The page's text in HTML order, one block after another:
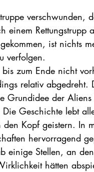
verschwunden,
einem Rettungstrupp
ist nichts
verfolgen.
zum Ende nicht
relativ abgedreht.
Grundidee der
Geschichte lebt
Kopf geistern. In
hervorragend
einige Stellen, an
hätten